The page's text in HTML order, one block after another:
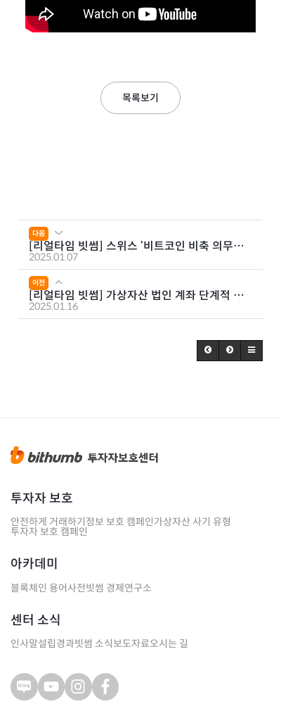
목록보기
다음
[리얼타임 빗썸] 스위스 ‘비트코인 비축 의무화’
되나, 가상자산 법인 계좌 허용 기대감↑, 2024
가상자산 9대 혁신 도시
2025.01.07
이전
[리얼타임 빗썸] 가상자산 법인 계좌 단계적 허
용, 가상자산 ETF 다시 미는 금융투자 업계, 젠슨
황 발언에 양자컴퓨터 관련주 폭락
2025.01.16
투자자 보호
안전하게 거래하기정보 보호 캠페인가상자산 사기 유형
투자자 보호 캠페인
아카데미
블록체인 용어사전빗썸 경제연구소
센터 소식
인사말설립경과빗썸 소식보도자료오시는 길